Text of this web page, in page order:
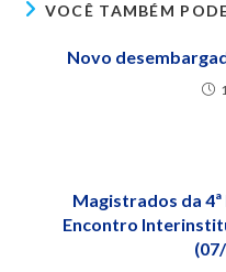
VOCÊ TAMBÉM
Novo
Magistrados da
Encontro